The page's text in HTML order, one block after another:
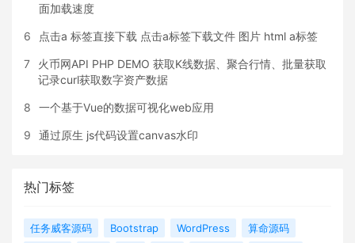
面加载速度
6 点击a 标签直接下载 点击a标签下载文件 图片 html a标签
7
火币网API PHP DEMO 获取K线数据、聚合行情、批量获取
记录curl获取数字资产数据
8 一个基于Vue的数据可视化web应用
9 通过原生 js代码设置canvas水印
热门标签
任务威客源码 Bootstrap WordPress
算命源码